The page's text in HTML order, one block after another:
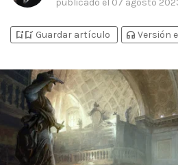
publicado el 07 agosto
bookmark_addbookmark_added Guardar artículo headphones Versión